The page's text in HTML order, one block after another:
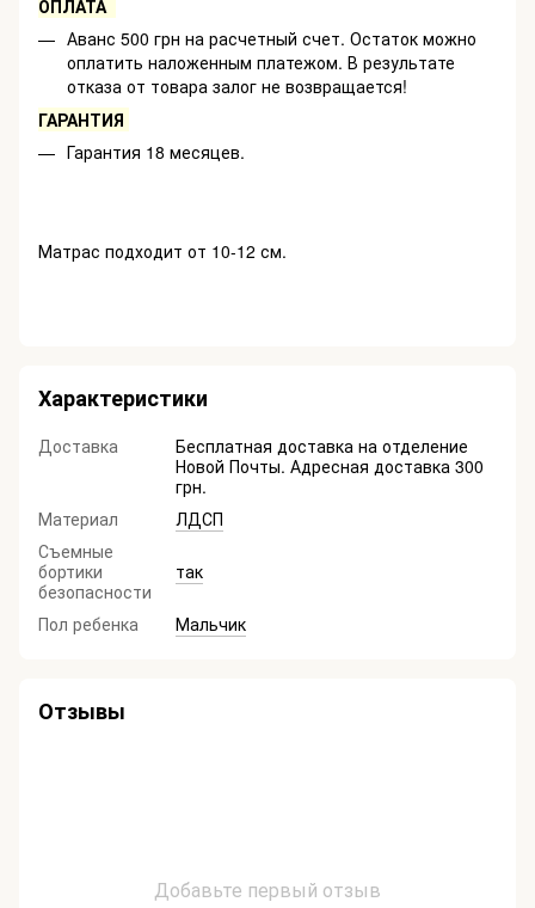
ОПЛАТА
Аванс 500 грн на расчетный счет. Остаток можно
оплатить наложенным платежом. В результате
отказа от товара залог не возвращается!
ГАРАНТИЯ
Гарантия 18 месяцев.
Матрас подходит от 10-12 см.
Характеристики
Доставка
Бесплатная доставка на отделение
Новой Почты. Адресная доставка 300
грн.
Материал
ЛДСП
Съемные
бортики
безопасности
так
Пол ребенка Мальчик
Отзывы
Добавьте первый отзыв